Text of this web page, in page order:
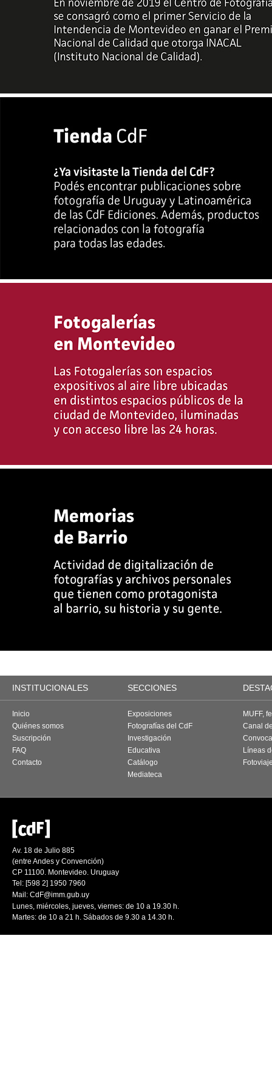
INSTITUCIONALES SECCIONES
Inicio
Quiénes somos
Suscripción
FAQ
Contacto
Exposiciones
Fotografías del CdF
Investigación
Educativa
Catálogo
Mediateca
MUFF,
Canal
Líneas
Av. 18 de Julio 885
(entre Andes y Convención)
CP 11100. Montevideo. Uruguay
Tel: [598 2] 1950 7960
Mail: CdF@imm.gub.uy
Lunes, miércoles, jueves, viernes: de 10 a 19.30 h.
Martes: de 10 a 21 h. Sábados de 9.30 a 14.30 h.